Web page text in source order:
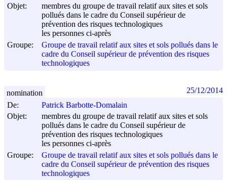
Objet:
membres du groupe de travail relatif aux sites et sols
pollués dans le cadre du Conseil supérieur de
prévention des risques technologiques
les personnes ci-après
Groupe:
Groupe de travail relatif aux sites et sols pollués dans le
cadre du Conseil supérieur de prévention des risques
technologiques
De:
Patrick Barbotte-Domalain
Objet:
membres du groupe de travail relatif aux sites et sols
pollués dans le cadre du Conseil supérieur de
prévention des risques technologiques
les personnes ci-après
Groupe:
Groupe de travail relatif aux sites et sols pollués dans le
cadre du Conseil supérieur de prévention des risques
technologiques
nomination 25/12/2014